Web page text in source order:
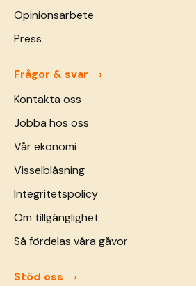
Opinionsarbete
Press
Frågor & svar
Kontakta oss
Jobba hos oss
Vår ekonomi
Visselblåsning
Integritetspolicy
Om tillgänglighet
Så fördelas våra gåvor
Stöd oss